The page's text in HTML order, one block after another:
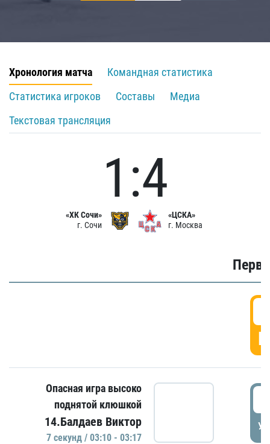
Хронология матча
Командная статистика
Статистика игроков
Составы
Медиа
Текстовая трансляция
«ХК Сочи»
г. Сочи
1:4
«ЦСКА»
г. Москва
Опасная игра высоко
поднятой клюшкой
14.Балдаев Виктор
7 секунд / 03:10 - 03:17